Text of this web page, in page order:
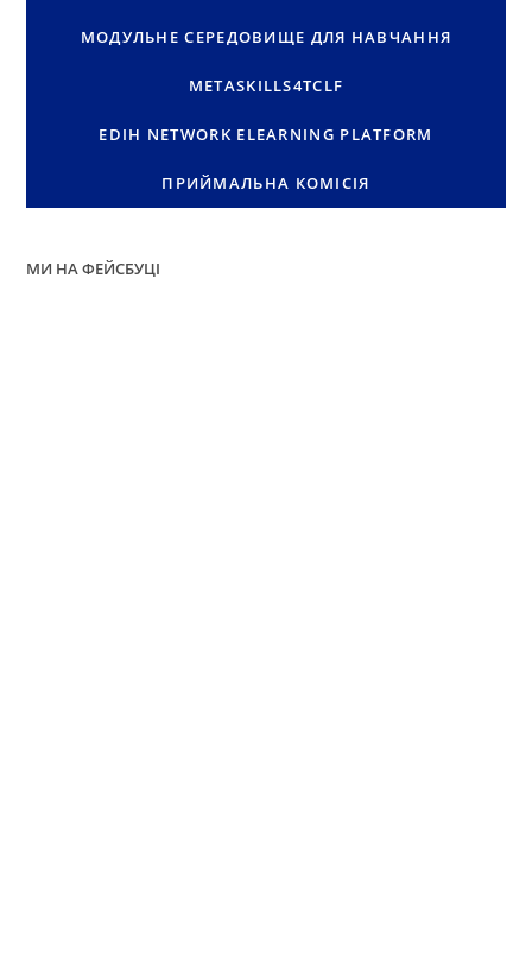
МОДУЛЬНЕ СЕРЕДОВИЩЕ ДЛЯ НАВЧАННЯ
METASKILLS4TCLF
EDIH NETWORK ELEARNING PLATFORM
ПРИЙМАЛЬНА КОМІСІЯ
МИ НА ФЕЙСБУЦІ